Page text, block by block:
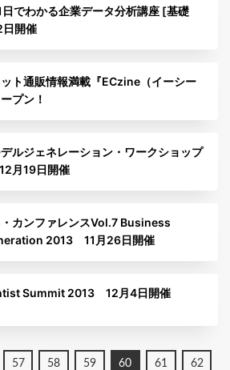
日でわかる企業データ分析講座 [基礎
開催
ト通販情報満載『ECzine（イーシー
プン！
ルジェネレーション・ワークショップ
月19日開催
カンファレンスVol.7 Business
2013 11月26日開催
Summit 2013 12月4日開催
57 58 59 60 61 62